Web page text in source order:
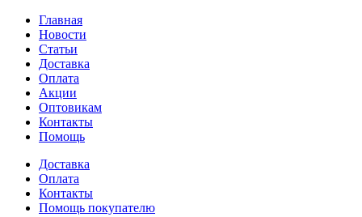
Главная
Новости
Статьи
Доставка
Оплата
Акции
Оптовикам
Контакты
Помощь
Доставка
Оплата
Контакты
Помощь покупателю